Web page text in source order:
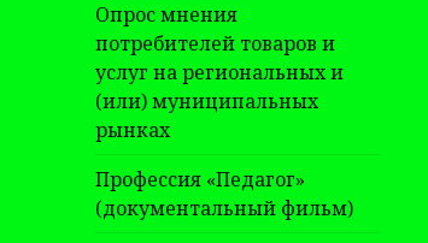
Опрос мнения
потребителей товаров и
услуг на региональных и
(или) муниципальных
рынках
Профессия «Педагог»
(документальный фильм)